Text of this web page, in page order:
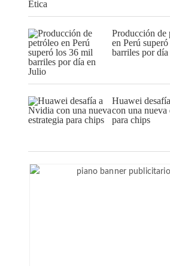
Producción de
en Perú
barriles por
Huawei
con una nueva
para chips